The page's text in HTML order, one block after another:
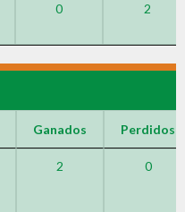
0 2
Ganados Perdidos
2 0